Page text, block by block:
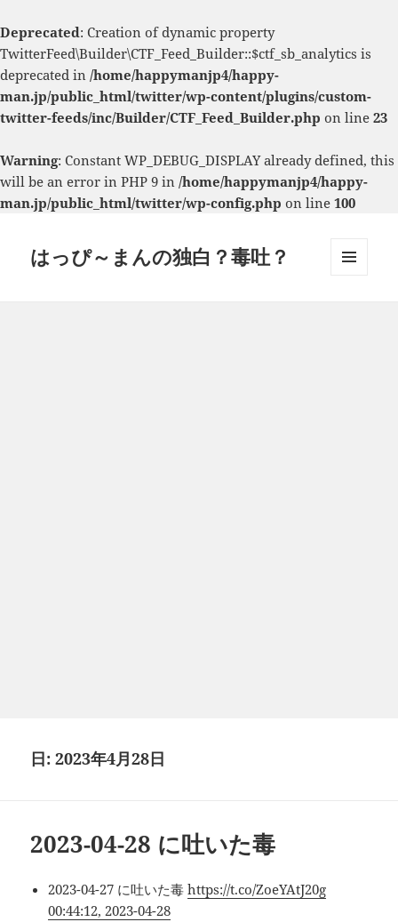
Deprecated: Creation of dynamic property
TwitterFeed\Builder\CTF_Feed_Builder::$ctf_sb_analytics is
deprecated in /home/happymanjp4/happy-
man.jp/public_html/twitter/wp-content/plugins/custom-
twitter-feeds/inc/Builder/CTF_Feed_Builder.php on line 23
Warning: Constant WP_DEBUG_DISPLAY already defined, this
will be an error in PHP 9 in /home/happymanjp4/happy-
man.jp/public_html/twitter/wp-config.php on line 100
はっぴ～まんの独白？毒吐？
日:2023年4月28日
2023-04-28 に吐いた毒
2023-04-27 に吐いた毒https://t.co/ZoeYAtJ20g
00:44:12, 2023-04-28